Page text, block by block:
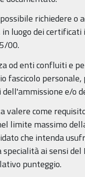
richiedere o
luogo dei certificati
00.
od enti confluiti e
fascicolo
e/o
valere come
limite massimo
che intenda
ai sensi
punteggio.